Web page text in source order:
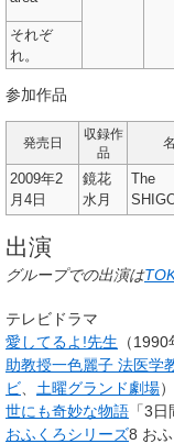
それぞ
れ。
参加作品
発売日
収録作
品
2009年2
月4日
鏡花
水月
The
出演
グループでの出演は
テレビドラマ
愛してるよ!先生 （
助教授一色麗子 法医学
ビ
土曜グランド劇場）
世にも奇妙な物語 「3
おふくろシリーズ8 お